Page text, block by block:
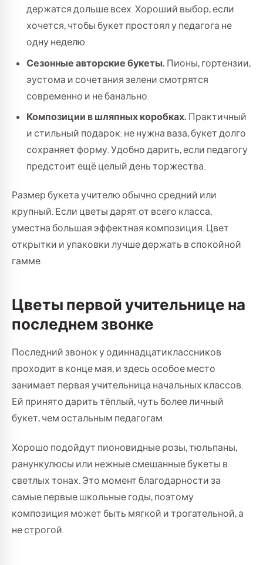
держатся дольше всех. Хороший выбор, если
хочется, чтобы букет простоял у педагога не
одну неделю.
Сезонные авторские букеты. Пионы, гортензии,
эустома и сочетания зелени смотрятся
современно и не банально.
Композиции в шляпных коробках. Практичный
и стильный подарок: не нужна ваза, букет долго
сохраняет форму. Удобно дарить, если педагогу
предстоит ещё целый день торжества.
Размер букета учителю обычно средний или
крупный. Если цветы дарят от всего класса,
уместна большая эффектная композиция. Цвет
открытки и упаковки лучше держать в спокойной
гамме.
Цветы первой учительнице на
последнем звонке
Последний звонок у одиннадцатиклассников
проходит в конце мая, и здесь особое место
занимает первая учительница начальных классов.
Ей принято дарить тёплый, чуть более личный
букет, чем остальным педагогам.
Хорошо подойдут пионовидные розы, тюльпаны,
ранункулюсы или нежные смешанные букеты в
светлых тонах. Это момент благодарности за
самые первые школьные годы, поэтому
композиция может быть мягкой и трогательной, а
не строгой.